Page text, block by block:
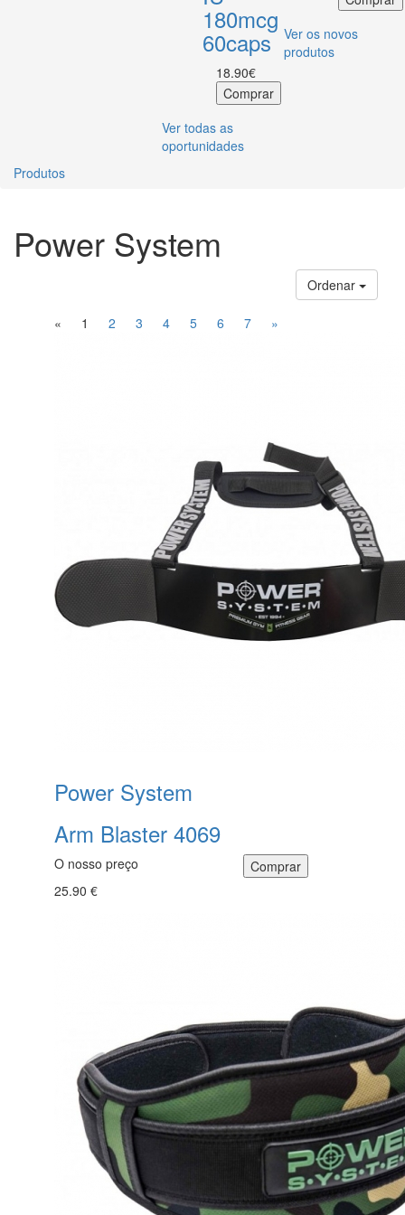
180mcg
60caps
18.90€
Ver todas as
oportunidades
Ver os novos
produtos
Produtos
Power System
Ordenar
« 1 2 3 4 5 6 7 »
Power System
Arm Blaster 4069
O nosso preço
25.90 €